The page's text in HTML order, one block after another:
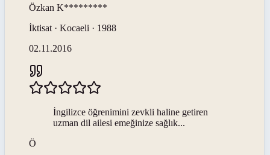
Özkan K*********
İktisat · Kocaeli · 1988
02.11.2016
İngilizce öğrenimini zevkli haline getiren
uzman dil ailesi emeğinize sağlık...
Ö